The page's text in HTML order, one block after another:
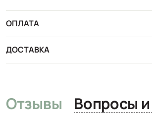
ОПЛАТА
ДОСТАВКА
Отзывы